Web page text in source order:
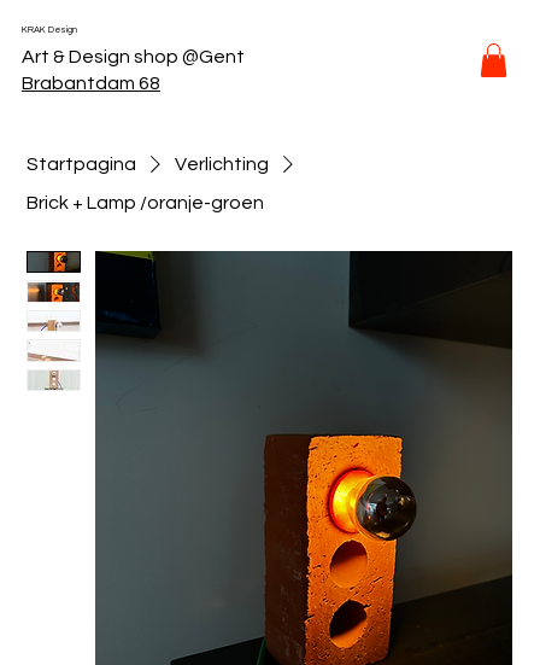
KRAK Design
Art & Design shop @Gent
Brabantdam 68
Startpagina
Verlichting
Brick + Lamp /oranje-groen